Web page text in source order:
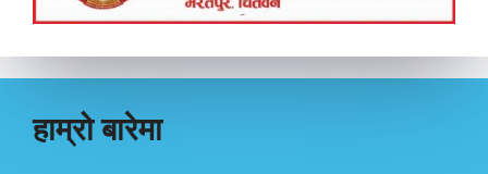
हाम्रो बारेमा